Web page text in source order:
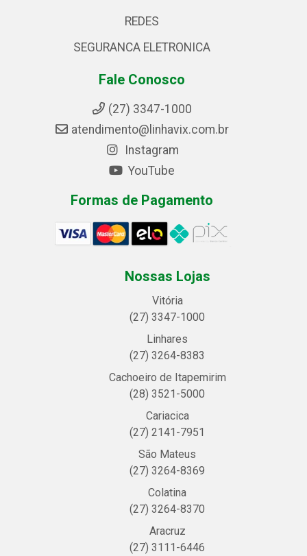
REDES
SEGURANCA ELETRONICA
Fale Conosco
(27) 3347-1000
atendimento@linhavix.com.br
Instagram
YouTube
Formas de Pagamento
Nossas Lojas
Vitória
(27) 3347-1000
Linhares
(27) 3264-8383
Cachoeiro de Itapemirim
(28) 3521-5000
Cariacica
(27) 2141-7951
São Mateus
(27) 3264-8369
Colatina
(27) 3264-8370
Aracruz
(27) 3111-6446